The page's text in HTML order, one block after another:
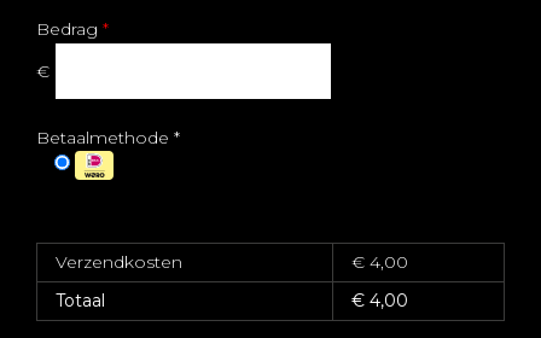
Bedrag *
€
Betaalmethode *
Verzendkosten
€ 4,00
Totaal
€ 4,00